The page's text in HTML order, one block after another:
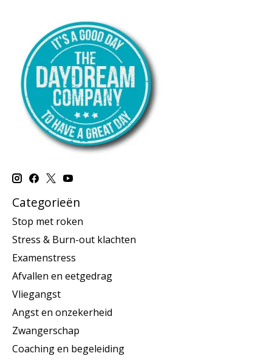
Categorieën
Stop met roken
Stress & Burn-out klachten
Examenstress
Afvallen en eetgedrag
Vliegangst
Angst en onzekerheid
Zwangerschap
Coaching en begeleiding